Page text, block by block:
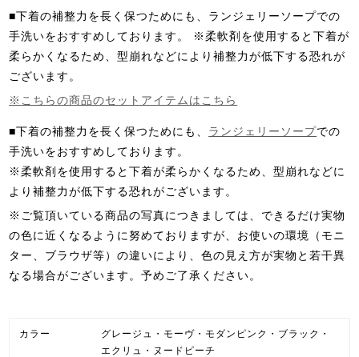
■下着の補整力を長く保つためにも、ランジェリーソープでの
手洗いをおすすめしております。 ※柔軟剤を使用すると下着が
柔らかくなるため、型崩れなどにより補整力が低下する恐れが
ございます。
※こちらの商品のセットアイテムはこちら
■下着の補整力を長く保つためにも、 ランジェリーソープでの
手洗いをおすすめしております。
※柔軟剤を使用すると下着が柔らかくなるため、型崩れなどに
より補整力が低下する恐れがございます。
※ご覧頂いている商品の写真につきましては、できるだけ実物
の色に近くなるように努めておりますが、お使いの環境（モニ
ター、ブラウザ等）の違いにより、色の見え方が実物と若干異
なる場合がございます。予めご了承ください。
カラー
グレージュ・モーヴ・モダンピンク・ブラック・
エクリュ・ヌードピーチ